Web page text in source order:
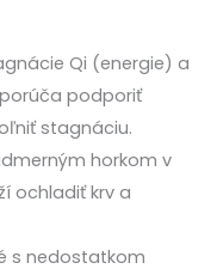
Qi (energie) a
podporiť
stagnáciu.
horkom v
ochladiť krv a
s nedostatkom